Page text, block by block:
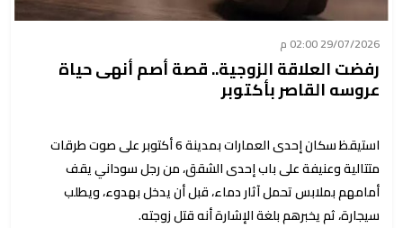
29/07/2026 02:00 م
رفضت العلاقة الزوجية.. قصة أصم أنهى حياة
عروسه القاصر بأكتوبر
استيقظ سكان إحدى العمارات بمدينة 6 أكتوبر على صوت طرقات
متتالية وعنيفة على باب إحدى الشقق، من رجل سوداني يقف
أمامهم بملابس تحمل آثار دماء، قبل أن يدخل بهدوء، ويطلب
سيجارة، ثم يخبرهم بلغة الإشارة أنه قتل زوجته.